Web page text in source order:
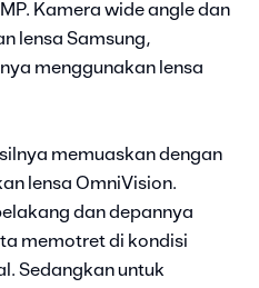
Kamera wide angle dan
lensa Samsung,
menggunakan lensa
memuaskan dengan
lensa OmniVision.
dan depannya
memotret di kondisi
Sedangkan untuk